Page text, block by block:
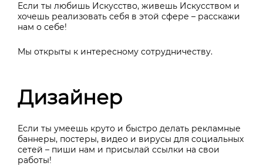
Если ты любишь Искусство, живешь Искусством и
хочешь реализовать себя в этой сфере – расскажи
нам о себе!
Мы открыты к интересному сотрудничеству.
Дизайнер
Если ты умеешь круто и быстро делать рекламные
баннеры, постеры, видео и вирусы для социальных
сетей – пиши нам и присылай ссылки на свои
работы!